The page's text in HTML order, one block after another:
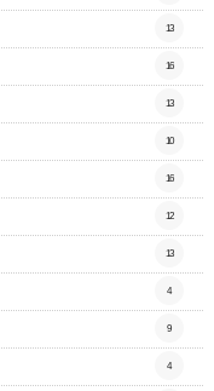
13
16
13
10
16
12
13
4
9
4